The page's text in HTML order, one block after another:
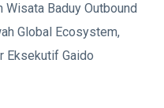
Wisata Baduy Outbound
Global Ecosystem,
Eksekutif Gaido